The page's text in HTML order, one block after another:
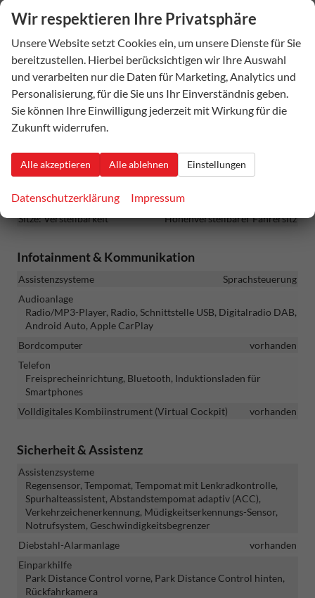
Armlehnen
Mittelarmlehne
Fensterheber
elektrisch
Gepäckraumabtrennung
vorhanden
Klimaautomatik, 3-Zonen-Klimaautomatik
Lenkrad
in Leder, höhenverstellbar, mit Multifunktionen, mit
Lenkradheizung, mit Schaltwippen
Sitze
Isofix (Kindersitzbefestigung), Rücksitzbank hinten geteilt,
Sitzheizung, Sportsitze, Isofix Beifahrersitz
Sitze: Lordosenstütze
Sitze: Verstellbarkeit
Höhenverstellbarer Fahrersitz
Infotainment & Kommunikation
Assistenzsysteme
Sprachsteuerung
Audioanlage
Radio/MP3-Player, Radio, Schnittstelle USB, Digitalradio DAB,
Android Auto, Apple CarPlay
Bordcomputer
vorhanden
Telefon
Freisprecheinrichtung, Bluetooth, Induktionsladen für
Smartphones
Volldigitales Kombiinstrument (Virtual Cockpit)
vorhanden
Sicherheit & Assistenz
Assistenzsysteme
Regensensor, Tempomat, Tempomat mit Lenkradkontrolle,
Spurhalteassistent, Abstandstempomat adaptiv (ACC),
Verkehrzeichenerkennung, Müdigkeitserkennungs-Sensor,
Notrufsystem, Geschwindigkeitsbegrenzer
Diebstahl-Alarmanlage
vorhanden
Einparkhilfe
Park Distance Control vorne, Park Distance Control hinten,
Rückfahrkamera
Wir respektieren Ihre Privatsphäre
Unsere Website setzt Cookies ein, um unsere Dienste für Sie
bereitzustellen. Hierbei berücksichtigen wir Ihre Auswahl
und verarbeiten nur die Daten für Marketing, Analytics und
Personalisierung, für die Sie uns Ihr Einverständnis geben.
Sie können Ihre Einwilligung jederzeit mit Wirkung für die
Zukunft widerrufen.
Alle akzeptieren Alle ablehnen Einstellungen
Datenschutzerklärung Impressum